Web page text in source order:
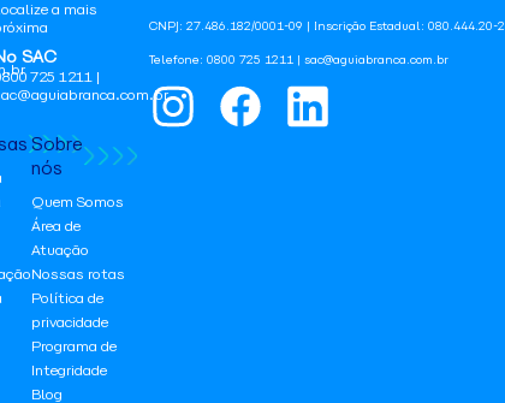
CNPJ: 27.486.182/0001-09 | Inscrição Estadual: 080.444.20-2
Telefone: 0800 725 1211 | sac@aguiabranca.com.br
a mais
SAC
725 1211 |
Sobre
nós
Quem Somos
Área de
Atuação
Nossas rotas
Política de
privacidade
Programa de
Integridade
Blog